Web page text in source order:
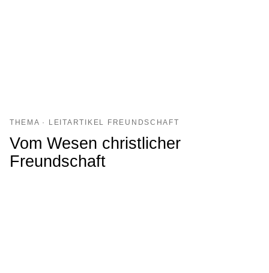
THEMA · LEITARTIKEL FREUNDSCHAFT
Vom Wesen christlicher
Freundschaft